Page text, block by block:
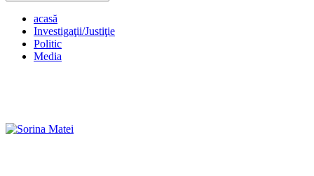
acasă
Investigaţii/Justiţie
Politic
Media